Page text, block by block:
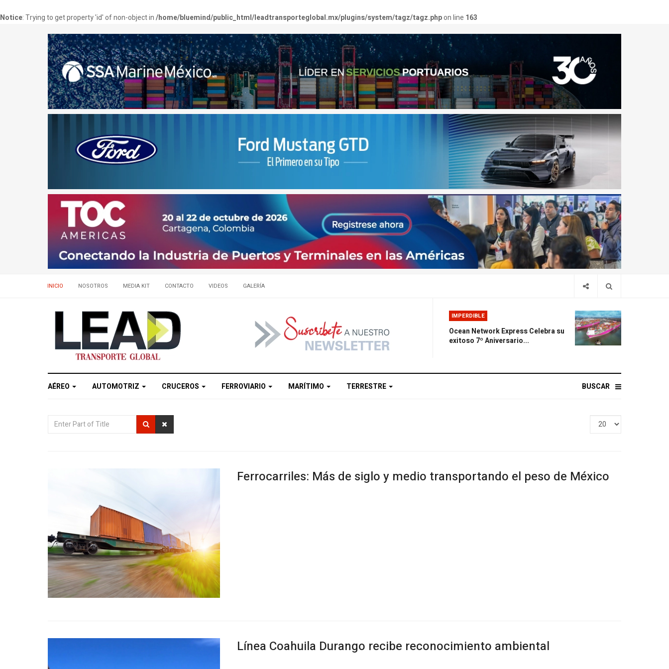
Notice: Trying to get property 'id' of non-object in/home/bluemind/public_html/leadtransporteglobal.mx/plugins/system/tagz/tagz.phpon line 163
INICIO NOSOTROS MEDIA KIT CONTACTO VIDEOS GALERÍA
IMPERDIBLE
Ocean Network Express Celebra su
exitoso 7º Aniversario...
AÉREO AUTOMOTRIZ CRUCEROS FERROVIARIO MARÍTIMO TERRESTRE BUSCAR
Enter
Display
Ferrocarriles: Más de siglo y medio transportando el peso de México
Línea Coahuila Durango recibe reconocimiento ambiental